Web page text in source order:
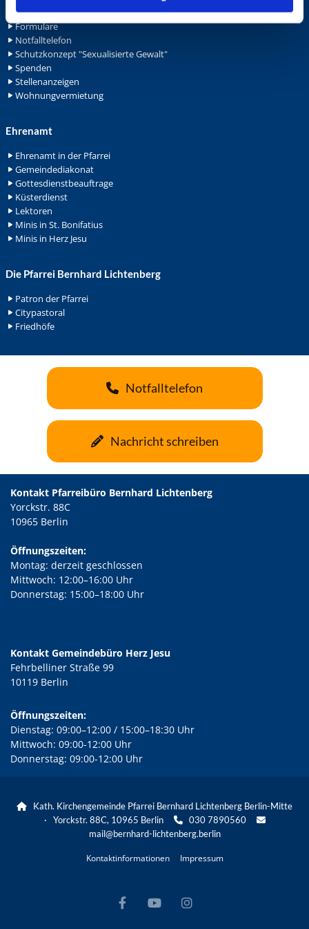
Archiv
Formulare
Notfalltelefon
Schutzkonzept "Sexualisierte Gewalt"
Spenden
Stellenanzeigen
Wohnungvermietung
Ehrenamt
Ehrenamt in der Pfarrei
Gemeindediakonat
Gottesdienstbeauftrage
Küsterdienst
Lektoren
Minis in St. Bonifatius
Minis in Herz Jesu
Die Pfarrei Bernhard Lichtenberg
Patron der Pfarrei
Citypastoral
Friedhöfe
Notfalltelefon
Nachricht schreiben
Kontakt Pfarreibüro Bernhard Lichtenberg
Yorckstr. 88C
10965 Berlin
Öffnungszeiten:
Montag: derzeit geschlossen
Mittwoch: 12:00–16:00 Uhr
Donnerstag: 15:00–18:00 Uhr
Kontakt Gemeindebüro Herz Jesu
Fehrbelliner Straße 99
10119 Berlin
Öffnungszeiten:
Dienstag: 09:00–12:00 / 15:00–18:30 Uhr
Mittwoch: 09:00-12:00 Uhr
Donnerstag: 09:00-12:00 Uhr

Kath. Kirchengemeinde Pfarrei Bernhard Lichtenberg Berlin-Mitte
· Yorckstr. 88C, 10965 Berlin
030 7890560 
mail@bernhard-lichtenberg.berlin
Kontaktinformationen Impressum